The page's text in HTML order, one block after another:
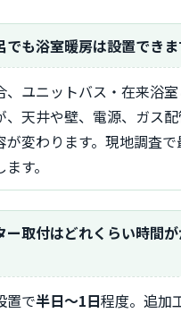
でも浴室暖房は設置でき
、天井や壁、電源、ガス
が変わります。現地調査
す。
置で半日～1日程度。追加